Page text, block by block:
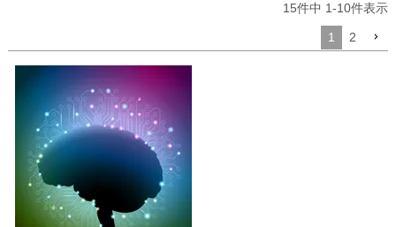
15件中 1-10件表示
1 2